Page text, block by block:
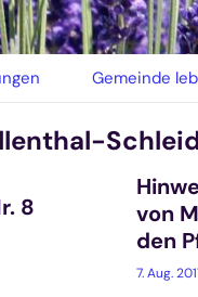
Gemeinde
8
von
den
7. Aug.